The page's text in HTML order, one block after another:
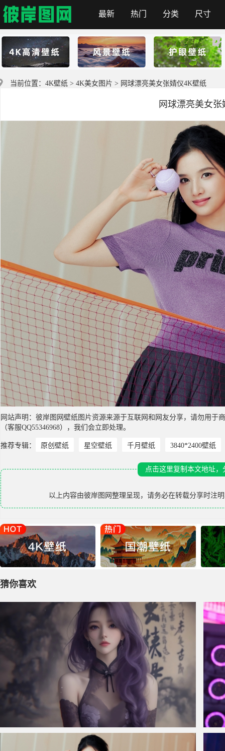
彼岸图网
最新 热门 分类 尺寸
当前位置： 4K壁纸 > 4K美女图片 > 网球漂亮美女张婧仪4K壁纸
网球漂亮美女
网站声明：彼岸图网壁纸图片资源来源于互联网和网友分享，请勿用
（客服QQ55346968），我们会立即处理。
推荐专辑： 原创壁纸 星空壁纸 千月壁纸 3840*2400壁纸
点击这里复制本文地址
以上内容由彼岸图网 整理呈现，请务必在转载分享时注
猜你喜欢
仙侠凌仙 紫色长卷发美女 古风古典 4K壁纸